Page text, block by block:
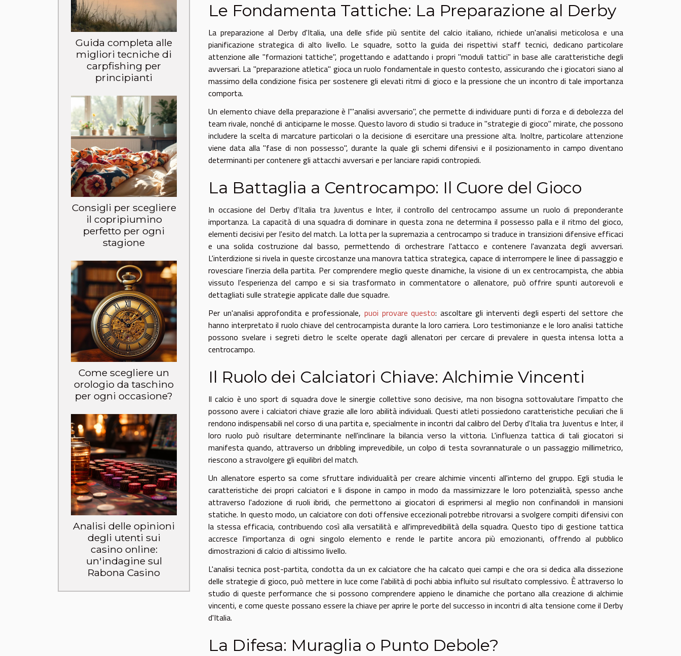
Guida completa alle
migliori tecniche di
carpfishing per
principianti
Consigli per scegliere
il copripiumino
perfetto per ogni
stagione
Come scegliere un
orologio da taschino
per ogni occasione?
Analisi delle opinioni
degli utenti sui
casino online:
un'indagine sul
Rabona Casino
Le Fondamenta Tattiche: La Preparazione al Derby
La preparazione al Derby d'Italia, una delle sfide più sentite del calcio italiano, richiede un'analisi meticolosa e una
pianificazione strategica di alto livello. Le squadre, sotto la guida dei rispettivi staff tecnici, dedicano particolare
attenzione alle "formazioni tattiche", progettando e adattando i propri "moduli tattici" in base alle caratteristiche degli
avversari. La "preparazione atletica" gioca un ruolo fondamentale in questo contesto, assicurando che i giocatori siano al
massimo della condizione fisica per sostenere gli elevati ritmi di gioco e la pressione che un incontro di tale importanza
comporta.
Un elemento chiave della preparazione è l'"analisi avversario", che permette di individuare punti di forza e di debolezza del
team rivale, nonché di anticiparne le mosse. Questo lavoro di studio si traduce in "strategie di gioco" mirate, che possono
includere la scelta di marcature particolari o la decisione di esercitare una pressione alta. Inoltre, particolare attenzione
viene data alla "fase di non possesso", durante la quale gli schemi difensivi e il posizionamento in campo diventano
determinanti per contenere gli attacchi avversari e per lanciare rapidi contropiedi.
La Battaglia a Centrocampo: Il Cuore del Gioco
In occasione del Derby d'Italia tra Juventus e Inter, il controllo del centrocampo assume un ruolo di preponderante
importanza. La capacità di una squadra di dominare in questa zona ne determina il possesso palla e il ritmo del gioco,
elementi decisivi per l'esito del match. La lotta per la supremazia a centrocampo si traduce in transizioni difensive efficaci
e una solida costruzione dal basso, permettendo di orchestrare l'attacco e contenere l'avanzata degli avversari.
L'interdizione si rivela in queste circostanze una manovra tattica strategica, capace di interrompere le linee di passaggio e
rovesciare l'inerzia della partita. Per comprendere meglio queste dinamiche, la visione di un ex centrocampista, che abbia
vissuto l'esperienza del campo e si sia trasformato in commentatore o allenatore, può offrire spunti autorevoli e
dettagliati sulle strategie applicate dalle due squadre.
Per un'analisi approfondita e professionale, puoi provare questo: ascoltare gli interventi degli esperti del settore che
hanno interpretato il ruolo chiave del centrocampista durante la loro carriera. Loro testimonianze e le loro analisi tattiche
possono svelare i segreti dietro le scelte operate dagli allenatori per cercare di prevalere in questa intensa lotta a
centrocampo.
Il Ruolo dei Calciatori Chiave: Alchimie Vincenti
Il calcio è uno sport di squadra dove le sinergie collettive sono decisive, ma non bisogna sottovalutare l'impatto che
possono avere i calciatori chiave grazie alle loro abilità individuali. Questi atleti possiedono caratteristiche peculiari che li
rendono indispensabili nel corso di una partita e, specialmente in incontri dal calibro del Derby d'Italia tra Juventus e Inter, il
loro ruolo può risultare determinante nell'inclinare la bilancia verso la vittoria. L'influenza tattica di tali giocatori si
manifesta quando, attraverso un dribbling imprevedibile, un colpo di testa sovrannaturale o un passaggio millimetrico,
riescono a stravolgere gli equilibri del match.
Un allenatore esperto sa come sfruttare individualità per creare alchimie vincenti all'interno del gruppo. Egli studia le
caratteristiche dei propri calciatori e li dispone in campo in modo da massimizzare le loro potenzialità, spesso anche
attraverso l'adozione di ruoli ibridi, che permettono ai giocatori di esprimersi al meglio non confinandoli in mansioni
statiche. In questo modo, un calciatore con doti offensive eccezionali potrebbe ritrovarsi a svolgere compiti difensivi con
la stessa efficacia, contribuendo così alla versatilità e all'imprevedibilità della squadra. Questo tipo di gestione tattica
accresce l'importanza di ogni singolo elemento e rende le partite ancora più emozionanti, offrendo al pubblico
dimostrazioni di calcio di altissimo livello.
L'analisi tecnica post-partita, condotta da un ex calciatore che ha calcato quei campi e che ora si dedica alla dissezione
delle strategie di gioco, può mettere in luce come l'abilità di pochi abbia influito sul risultato complessivo. È attraverso lo
studio di queste performance che si possono comprendere appieno le dinamiche che portano alla creazione di alchimie
vincenti, e come queste possano essere la chiave per aprire le porte del successo in incontri di alta tensione come il Derby
d'Italia.
La Difesa: Muraglia o Punto Debole?